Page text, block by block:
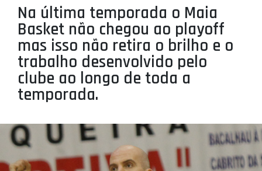
AGENTES
AGENDA
SELEÇÕES
MINIBASQUETE
ÁREA TÉCNICA
LIGA BETCLIC MASCULINA
LIGA BETCLIC FEMININA
Na última temporada o Maia
Basket não chegou ao playoff
mas isso não retira o brilho e o
trabalho desenvolvido pelo
clube ao longo de toda a
temporada.